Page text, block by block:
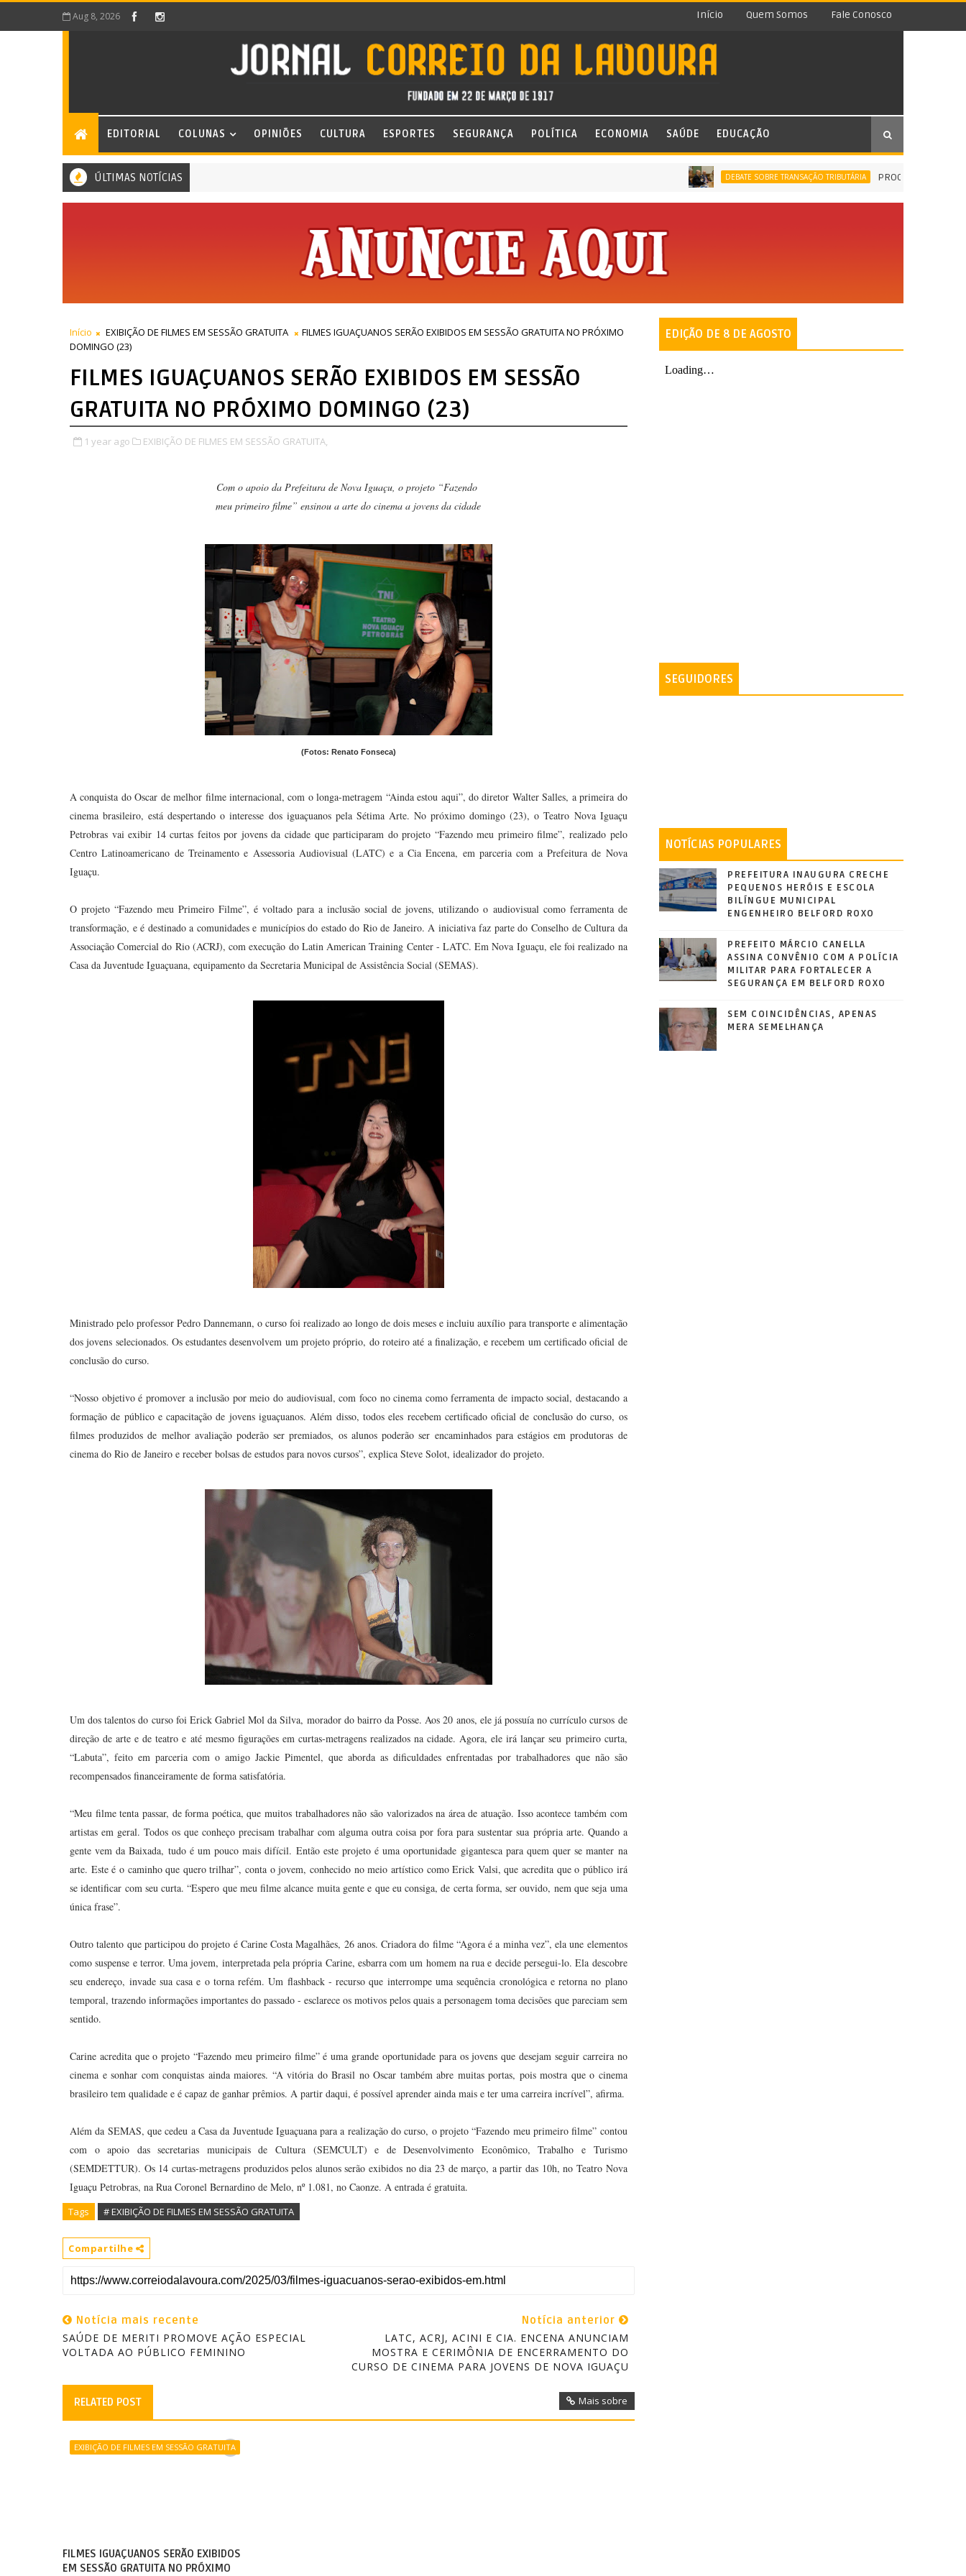
Aug 8, 2026 Início Quem Somos Fale Conosco
EDITORIAL COLUNAS OPINIÕES CULTURA ESPORTES SEGURANÇA POLÍTICA ECONOMIA SAÚDE EDUCAÇÃO
ÚLTIMAS NOTÍCIAS DEBATE SOBRE TRANSAÇÃO TRIBUTÁRIA PROCURADORIA-GERAL
Início EXIBIÇÃO DE FILMES EM SESSÃO GRATUITA
FILMES IGUAÇUANOS SERÃO EXIBIDOS EM SESSÃO GRATUITA NO PRÓXIMO
DOMINGO (23)
FILMES IGUAÇUANOS SERÃO EXIBIDOS EM SESSÃO
GRATUITA NO PRÓXIMO DOMINGO (23)
1 year ago EXIBIÇÃO DE FILMES EM SESSÃO GRATUITA,
Com o apoio da Prefeitura de Nova Iguaçu, o projeto “Fazendo
meu primeiro filme” ensinou a arte do cinema a jovens da cidade
(Fotos: Renato Fonseca)
A conquista do Oscar de melhor filme internacional, com o longa-metragem “Ainda estou aqui”, do diretor Walter Salles, a primeira do
cinema brasileiro, está despertando o interesse dos iguaçuanos pela Sétima Arte. No próximo domingo (23), o Teatro Nova Iguaçu
Petrobras vai exibir 14 curtas feitos por jovens da cidade que participaram do projeto “Fazendo meu primeiro filme”, realizado pelo
Centro Latinoamericano de Treinamento e Assessoria Audiovisual (LATC) e a Cia Encena, em parceria com a Prefeitura de Nova
Iguaçu.
O projeto “Fazendo meu Primeiro Filme”, é voltado para a inclusão social de jovens, utilizando o audiovisual como ferramenta de
transformação, e é destinado a comunidades e municípios do estado do Rio de Janeiro. A iniciativa faz parte do Conselho de Cultura da
Associação Comercial do Rio (ACRJ), com execução do Latin American Training Center - LATC. Em Nova Iguaçu, ele foi realizado na
Casa da Juventude Iguaçuana, equipamento da Secretaria Municipal de Assistência Social (SEMAS).
Ministrado pelo professor Pedro Dannemann, o curso foi realizado ao longo de dois meses e incluiu auxílio para transporte e alimentação
dos jovens selecionados. Os estudantes desenvolvem um projeto próprio, do roteiro até a finalização, e recebem um certificado oficial de
conclusão do curso.
“Nosso objetivo é promover a inclusão por meio do audiovisual, com foco no cinema como ferramenta de impacto social, destacando a
formação de público e capacitação de jovens iguaçuanos. Além disso, todos eles recebem certificado oficial de conclusão do curso, os
filmes produzidos de melhor avaliação poderão ser premiados, os alunos poderão ser encaminhados para estágios em produtoras de
cinema do Rio de Janeiro e receber bolsas de estudos para novos cursos”, explica Steve Solot, idealizador do projeto.
Um dos talentos do curso foi Erick Gabriel Mol da Silva, morador do bairro da Posse. Aos 20 anos, ele já possuía no currículo cursos de
direção de arte e de teatro e até mesmo figurações em curtas-metragens realizados na cidade. Agora, ele irá lançar seu primeiro curta,
“Labuta”, feito em parceria com o amigo Jackie Pimentel, que aborda as dificuldades enfrentadas por trabalhadores que não são
recompensados financeiramente de forma satisfatória.
“Meu filme tenta passar, de forma poética, que muitos trabalhadores não são valorizados na área de atuação. Isso acontece também com
artistas em geral. Todos os que conheço precisam trabalhar com alguma outra coisa por fora para sustentar sua própria arte. Quando a
gente vem da Baixada, tudo é um pouco mais difícil. Então este projeto é uma oportunidade gigantesca para quem quer se manter na
arte. Este é o caminho que quero trilhar”, conta o jovem, conhecido no meio artístico como Erick Valsi, que acredita que o público irá
se identificar com seu curta. “Espero que meu filme alcance muita gente e que eu consiga, de certa forma, ser ouvido, nem que seja uma
única frase”.
Outro talento que participou do projeto é Carine Costa Magalhães, 26 anos. Criadora do filme “Agora é a minha vez”, ela une elementos
como suspense e terror. Uma jovem, interpretada pela própria Carine, esbarra com um homem na rua e decide persegui-lo. Ela descobre
seu endereço, invade sua casa e o torna refém. Um flashback - recurso que interrompe uma sequência cronológica e retorna no plano
temporal, trazendo informações importantes do passado - esclarece os motivos pelos quais a personagem toma decisões que pareciam sem
sentido.
Carine acredita que o projeto “Fazendo meu primeiro filme” é uma grande oportunidade para os jovens que desejam seguir carreira no
cinema e sonhar com conquistas ainda maiores. “A vitória do Brasil no Oscar também abre muitas portas, pois mostra que o cinema
brasileiro tem qualidade e é capaz de ganhar prêmios. A partir daqui, é possível aprender ainda mais e ter uma carreira incrível”, afirma.
Além da SEMAS, que cedeu a Casa da Juventude Iguaçuana para a realização do curso, o projeto “Fazendo meu primeiro filme” contou
com o apoio das secretarias municipais de Cultura (SEMCULT) e de Desenvolvimento Econômico, Trabalho e Turismo
(SEMDETTUR). Os 14 curtas-metragens produzidos pelos alunos serão exibidos no dia 23 de março, a partir das 10h, no Teatro Nova
Iguaçu Petrobras, na Rua Coronel Bernardino de Melo, nº 1.081, no Caonze. A entrada é gratuita.
Tags # EXIBIÇÃO DE FILMES EM SESSÃO GRATUITA
Compartilhe
Notícia mais recente
SAÚDE DE MERITI PROMOVE AÇÃO ESPECIAL
VOLTADA AO PÚBLICO FEMININO
Notícia anterior
LATC, ACRJ, ACINI E CIA. ENCENA ANUNCIAM
MOSTRA E CERIMÔNIA DE ENCERRAMENTO DO
CURSO DE CINEMA PARA JOVENS DE NOVA IGUAÇU
RELATED POST Mais sobre
EXIBIÇÃO DE FILMES EM SESSÃO GRATUITA
FILMES IGUAÇUANOS SERÃO EXIBIDOS
EM SESSÃO GRATUITA NO PRÓXIMO
EDIÇÃO DE 8 DE AGOSTO
SEGUIDORES
NOTÍCIAS POPULARES
PREFEITURA INAUGURA CRECHE
PEQUENOS HERÓIS E ESCOLA
BILÍNGUE MUNICIPAL
ENGENHEIRO BELFORD ROXO
PREFEITO MÁRCIO CANELLA
ASSINA CONVÊNIO COM A POLÍCIA
MILITAR PARA FORTALECER A
SEGURANÇA EM BELFORD ROXO
SEM COINCIDÊNCIAS, APENAS
MERA SEMELHANÇA